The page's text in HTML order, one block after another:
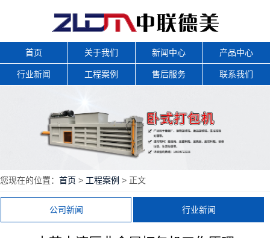
首页 关于我们 新闻中心 产品中心
行业新闻 工程案例 售后服务 联系我们
您现在的位置： 首页 > 工程案例 > 正文
公司新闻 行业新闻